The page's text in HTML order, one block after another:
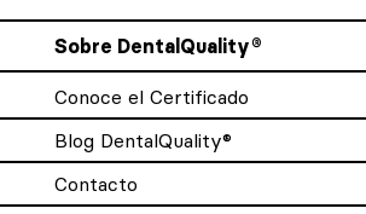
Sobre DentalQuality®
Conoce el Certificado
Blog DentalQuality®
Contacto